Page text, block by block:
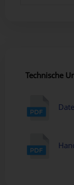
Technische